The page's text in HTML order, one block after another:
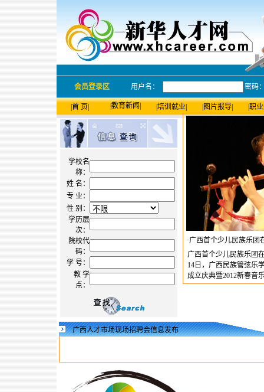
会员登录区 用户名： 密码
首 页 教育新闻 培训就业 图片报导 职
学校名
称：
姓 名：
专 业：
性 别：
学历层
次：
院校代
码：
学 号：
教 学
点：
·广西首个少儿民族乐团
广西首个少儿民族乐团
14日，广西民族管弦乐
成立庆典暨2012新春音
广西人才市场现场招聘会信息发布